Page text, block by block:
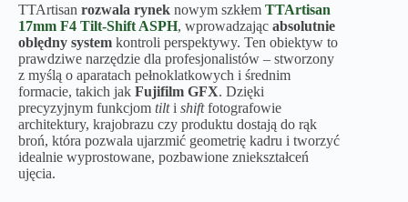
TTArtisan rozwala rynek nowym szkłem TTArtisan
17mm F4 Tilt-Shift ASPH, wprowadzając absolutnie
oblędny system kontroli perspektywy. Ten obiektyw to
prawdziwe narzędzie dla profesjonalistów – stworzony
z myślą o aparatach pełnoklatkowych i średnim
formacie, takich jak Fujifilm GFX. Dzięki
precyzyjnym funkcjom tilti shiftfotografowie
architektury, krajobrazu czy produktu dostają do rąk
broń, która pozwala ujarzmić geometrię kadru i tworzyć
idealnie wyprostowane, pozbawione zniekształceń
ujęcia.